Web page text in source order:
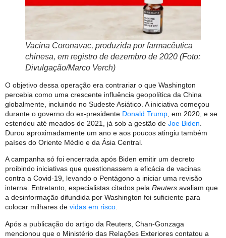
Vacina Coronavac, produzida por farmacêutica
chinesa, em registro de dezembro de 2020 (Foto:
Divulgação/Marco Verch)
O objetivo dessa operação era contrariar o que Washington
percebia como uma crescente influência geopolítica da China
globalmente, incluindo no Sudeste Asiático. A iniciativa começou
durante o governo do ex-presidente Donald Trump , em 2020, e se
estendeu até meados de 2021, já sob a gestão de Joe Biden
Durou aproximadamente um ano e aos poucos atingiu também
países do Oriente Médio e da Ásia Central.
A campanha só foi encerrada após Biden emitir um decreto
proibindo iniciativas que questionassem a eficácia de vacinas
contra a Covid-19, levando o Pentágono a iniciar uma revisão
interna. Entretanto, especialistas citados pela Reuters avaliam que
a desinformação difundida por Washington foi suficiente para
colocar milhares de vidas em risco
Após a publicação do artigo da Reuters, Chan-Gonzaga
mencionou que o Ministério das Relações Exteriores contatou a